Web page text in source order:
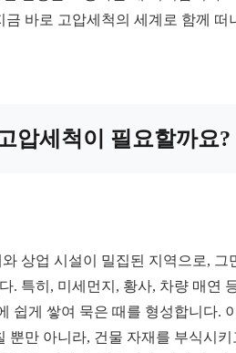
바로 고압세척의 세계로 함께 떠
압세척이 필요할까요?
상업 시설이 밀집된 지역으로, 그
. 특히, 미세먼지, 황사, 차량 매연
쉽게 쌓여 묵은 때를 형성합니다.
뿐만 아니라, 건물 자재를 부식시키